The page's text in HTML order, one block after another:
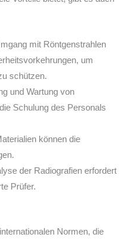
mit Röntgenstrahlen
um
schützen.
und Wartung von
Schulung des Personals
können die
der Radiografien erfordert
Prüfer.
Normen, die